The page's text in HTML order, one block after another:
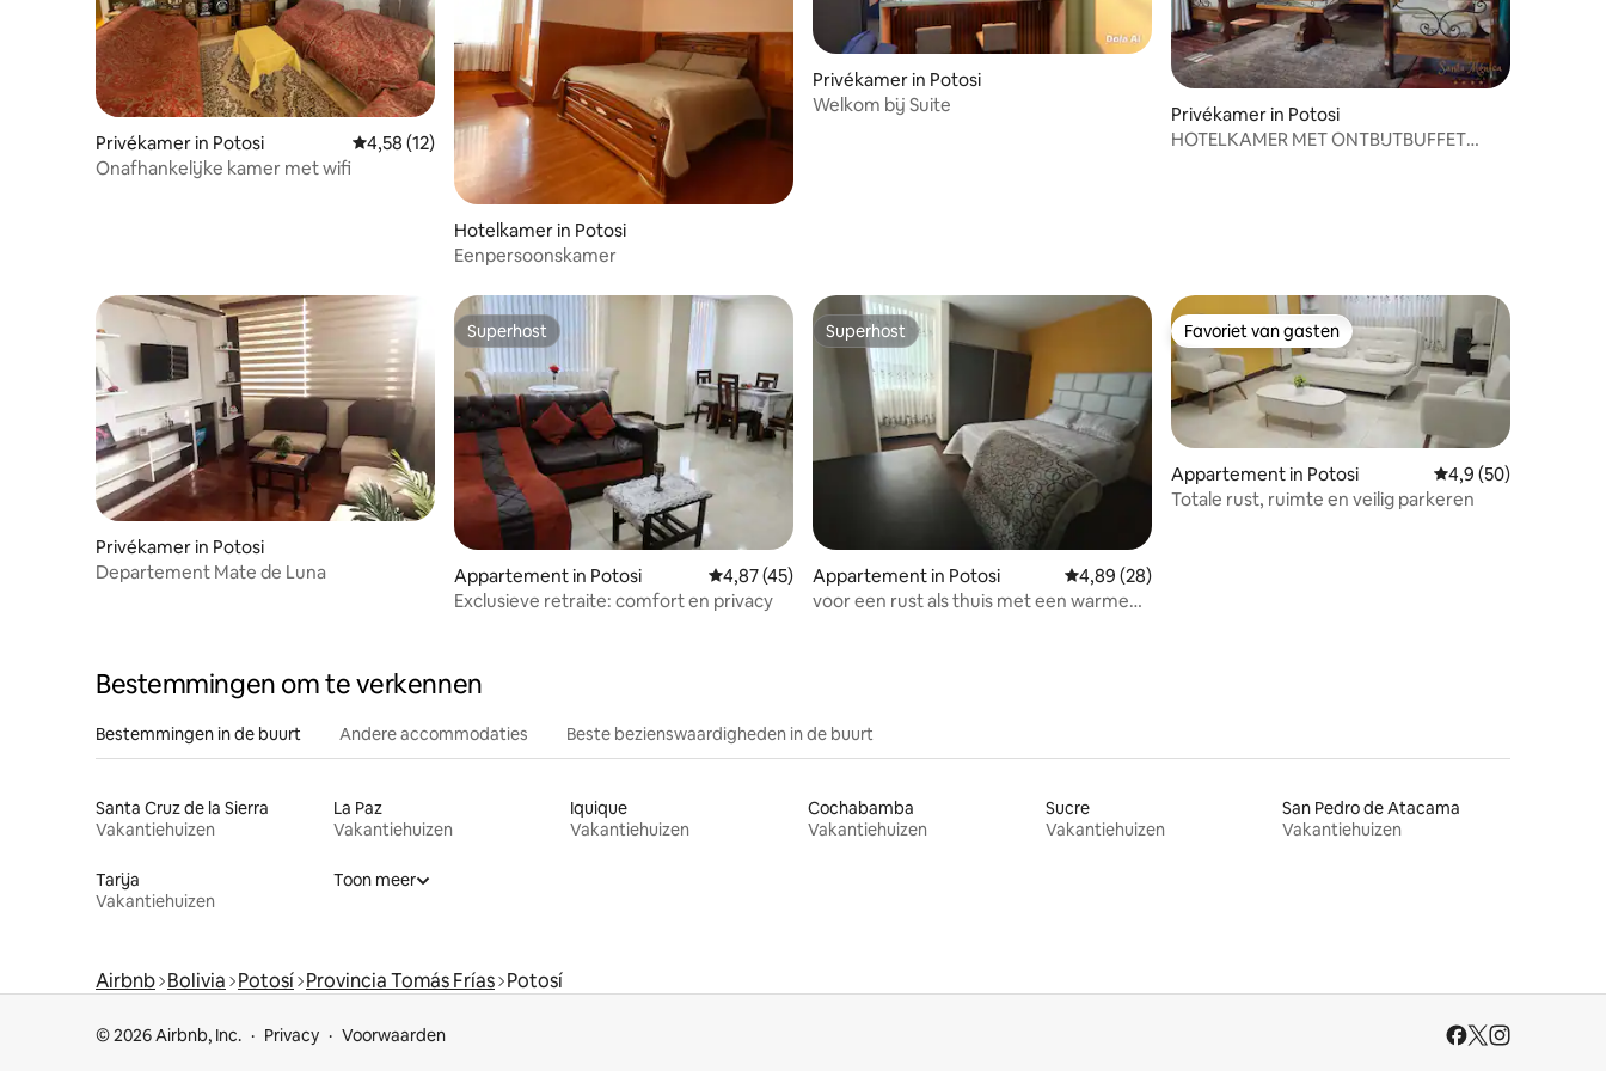
Privékamer in Potosi Gemiddelde beoordeling van 4,58 uit 5, 12 recensies
4,58 (12)
Onafhankelijke kamer met wifi
Hotelkamer in Potosi
Eenpersoonskamer
Privékamer in Potosi
Welkom bij Suite
Privékamer in Potosi
HOTELKAMER MET ONTBIJTBUFFET
Privékamer in Potosi
Departement Mate de Luna
Superhost
Superhost
Appartement in Potosi Gemiddelde beoordeling van 4,87 uit 5, 45 recensies
4,87 (45)
Exclusieve retraite: comfort en privacy
Superhost
Superhost
Appartement in Potosi Gemiddelde beoordeling van 4,89 uit 5, 28 recensies
4,89 (28)
voor een rust als thuis met een warme
Favoriet van gasten
Favoriet van gasten
Appartement in Potosi Gemiddelde
4,9 (50)
Totale rust, ruimte en veilig parkeren
Bestemmingen om te verkennen
Bestemmingen in de buurt Andere accommodaties Beste bezienswaardigheden in de buurt
Santa Cruz de la Sierra
Vakantiehuizen
La Paz
Vakantiehuizen
Iquique
Vakantiehuizen
Cochabamba
Vakantiehuizen
Sucre
Vakantiehuizen
San Pedro de Atacama
Vakantiehuizen
Tarija
Vakantiehuizen
Toon meer
Airbnb Bolivia Potosí Provincia Tomás Frías Potosí
© 2026 Airbnb, Inc. Privacy Voorwaarden